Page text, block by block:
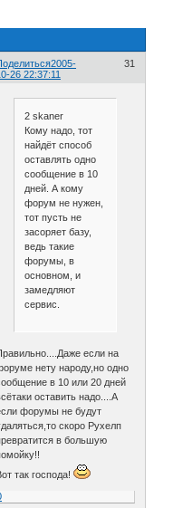
31
2005-
26 22:37:11
2 skaner
Кому надо, тот
найдёт способ
оставлять одно
сообщение в 10
дней. А кому
форум не нужен,
тот пусть не
засоряет базу,
ведь такие
форумы, в
основном, и
замедляют
сервис.
если на
нету народу,но одно
в 10 или 20 дней
оставить надо....А
форумы не будут
скоро Рухелп
в большую
так господа!